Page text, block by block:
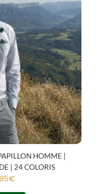
HOMME |
| 24 COLORIS
€